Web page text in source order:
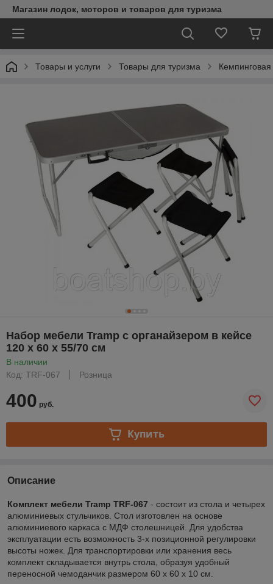
Магазин лодок, моторов и товаров для туризма
Товары и услуги Товары для туризма
Набор мебели Tramp с органайзером в кейсе
120 x 60 x 55/70 см
В наличии
Код: TRF-067
Розница
400 руб.
Купить
Описание
Комплект мебели Tramp TRF-067 - состоит из стола и четырех
алюминиевых стульчиков. Стол изготовлен на основе
алюминиевого каркаса с МДФ столешницей. Для удобства
эксплуатации есть возможность 3-х позиционной регулировки
высоты ножек. Для транспортировки или хранения весь
комплект складывается внутрь стола, образуя удобный
переносной чемоданчик размером 60 х 60 х 10 см.